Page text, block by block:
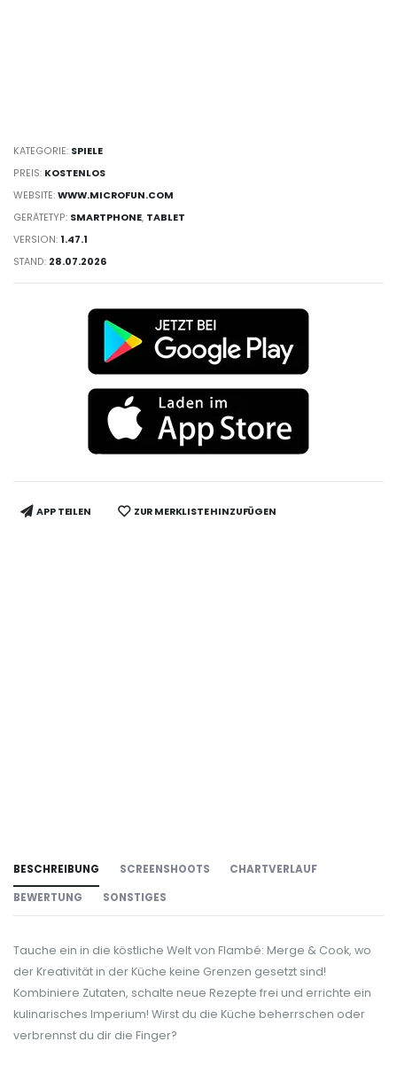
KATEGORIE: SPIELE
PREIS: KOSTENLOS
WEBSITE:WWW.MICROFUN.COM
GERÄTETYP: SMARTPHONE, TABLET
VERSION: 1.47.1
STAND: 28.07.2026
APP TEILEN ZUR MERKLISTE HINZUFÜGEN
BESCHREIBUNG SCREENSHOOTS CHARTVERLAUF
BEWERTUNG SONSTIGES
Tauche ein in die köstliche Welt von Flambé: Merge & Cook, wo
der Kreativität in der Küche keine Grenzen gesetzt sind!
Kombiniere Zutaten, schalte neue Rezepte frei und errichte ein
kulinarisches Imperium! Wirst du die Küche beherrschen oder
verbrennst du dir die Finger?